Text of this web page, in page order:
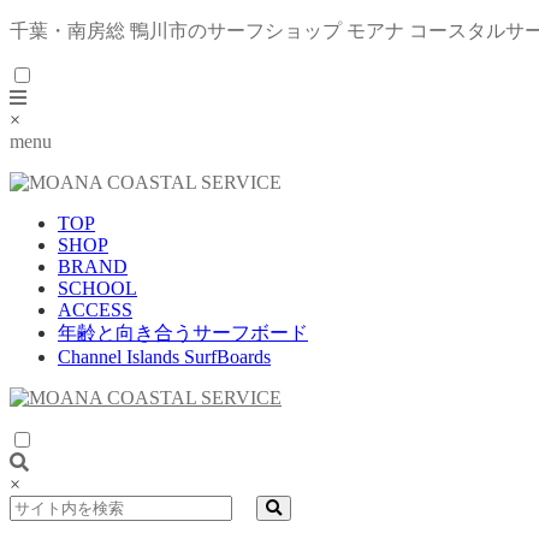
千葉・南房総 鴨川市のサーフショップ モアナ コースタルサ
×
menu
TOP
SHOP
BRAND
SCHOOL
ACCESS
年齢と向き合うサーフボード
Channel Islands SurfBoards
×